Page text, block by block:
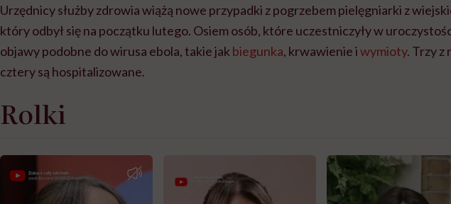
Urzędnicy służby zdrowia wiążą nowe przypadki z pogrzebem pielęgniarki z
który odbył się na początku lutego. Osiem osób, które uczestniczyły w
objawy podobne do wirusa ebola, takie jak biegunka, krwawienie iwymioty. Trzy z
cztery są hospitalizowane.
Rolki